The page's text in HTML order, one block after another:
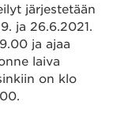
järjestetään
ja 26.6.2021.
ja ajaa
laiva
on klo